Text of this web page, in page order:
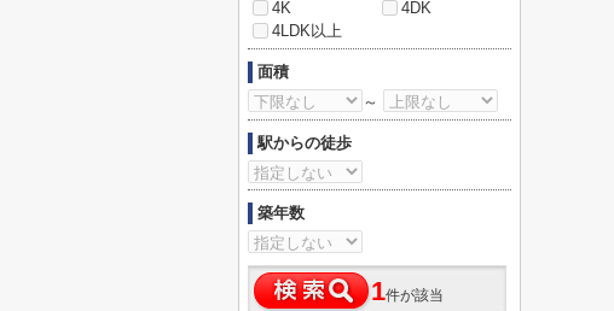
4K
4DK
4LDK以上
面積
～
駅からの徒歩
築年数
1件が該当